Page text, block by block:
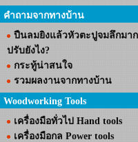
คำถามจากทางบ้าน
ปืนลมยิงแล้วหัวตะปูจมลึกมาก
ปรับยังไง?
กระทู้น่าสนใจ
รวมผลงานจากทางบ้าน
Woodworking Tools
เครื่องมือทั่วไป Hand tools
เครื่องมือกล Power tools